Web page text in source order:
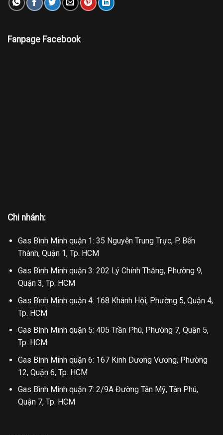
Fanpage Facebook
Chi nhánh:
Gas Bình Minh quận 1: 35 Nguyễn Trung Trực, P. Bến
Thành, Quận 1, Tp. HCM
Gas Bình Minh quận 3: 202 Lý Chính Thắng, Phường 9,
Quận 3, Tp. HCM
Gas Bình Minh quận 4: 168 Khánh Hội, Phường 5, Quận 4,
Tp. HCM
Gas Bình Minh quận 5: 405 Trần Phú, Phường 7, Quận 5,
Tp. HCM
Gas Bình Minh quận 6: 167 Kinh Dương Vương, Phường
12, Quận 6, Tp. HCM
Gas Bình Minh quận 7: 2/9A Đường Tân Mỹ, Tân Phú,
Quận 7, Tp. HCM